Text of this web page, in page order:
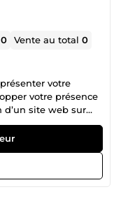
0 Vente au total0
votre
votre présence
d’un site web sur
image de marque.